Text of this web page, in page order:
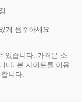
게 음주하세요
있습니다. 가격은 소
다. 본 사이트를 이용
니다.